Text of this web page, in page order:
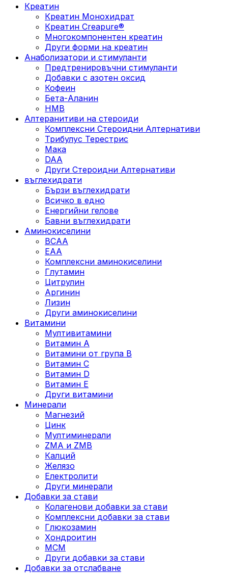
Креатин
Креатин Монохидрат
Креатин Creapure®
Многокомпонентен креатин
Други форми на креатин
Анаболизатори и стимуланти
Предтренировъчни стимуланти
Добавки с азотен оксид
Кофеин
Бета-Аланин
HMB
Алтеранитиви на стероиди
Комплексни Стероидни Алтернативи
Трибулус Терестрис
Maка
DAA
Други Стероидни Алтернативи
въглехидрати
Бързи въглехидрати
Всичко в едно
Енергийни гелове
Бавни въглехидрати
Аминокиселини
BCAA
EAA
Комплексни аминокиселини
Глутамин
Цитрулин
Аргинин
Лизин
Други аминокиселини
Витамини
Мултивитамини
Витамин А
Витамини от група B
Витамин C
Витамин D
Витамин E
Други витамини
Минерали
Магнезий
Цинк
Мултиминерали
ZMA и ZMB
Калций
Желязо
Електролити
Други минерали
Добавки за стави
Колагенови добавки за стави
Комплексни добавки за стави
Глюкозамин
Хондроитин
МСМ
Други добавки за стави
Добавки за отслабване